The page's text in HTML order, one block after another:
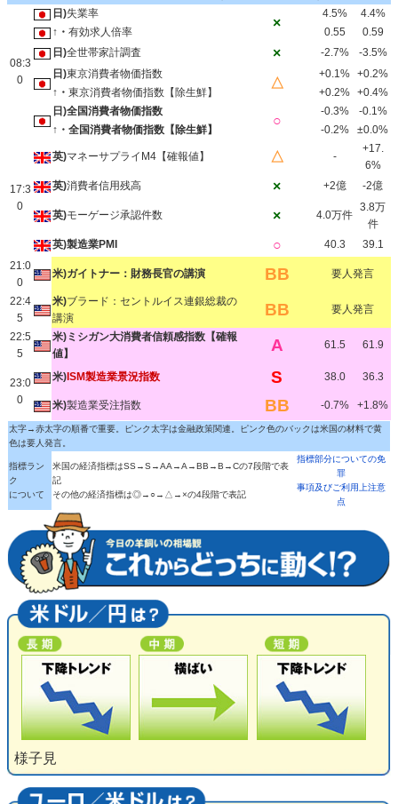
08:3
0
日)失業率
×
4.5%
4.4%
↑・ 有効求人倍率 0.55
0.59
日)全世帯家計調査 × -2.7%
-3.5%
日)東京消費者物価指数
△
+0.1% +0.2%
↑・ 東京消費者物価指数【除生鮮】 +0.2% +0.4%
日)全国消費者物価指数
○
-0.3%
-0.1%
↑・全国消費者物価指数【除生鮮】
-0.2% ±0.0%
17:3
0
英)マネーサプライM4【確報値】 △ -
+17.
6%
英)消費者信用残高 × +2億 -2億
英)モーゲージ承認件数 × 4.0万件
3.8万
件
英)製造業PMI
○ 40.3
39.1
21:0
0
米)ガイトナー：財務長官の講演 BB 要人発言
22:4
5
米)ブラード：セントルイス連銀総裁の
講演
BB 要人発言
22:5
5
米)ミシガン大消費者信頼感指数【確報
値】
A 61.5 61.9
23:0
0
米) ISM製造業景況指数 S 38.0 36.3
米)製造業受注指数 BB -0.7% +1.8%
太字→赤太字の順番で重要。ピンク太字は金融政策関連。ピンク色のバックは米国の材料で黄
色は要人発言。
指標ラン
ク
について
米国の経済指標はSS→S→AA→A→BB→B→Cの7段階で表
記
その他の経済指標は◎→○→△→×の4段階で表記
指標部分についての免
罪
事項及びご利用上注意
点
様子見